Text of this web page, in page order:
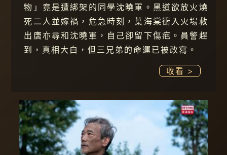
物」竟是遭綁架的同學沈曉軍。黑道欲放火燒
死二人並嫁禍，危急時刻，葉海棠衝入火場救
出唐亦尋和沈曉軍，自己卻留下傷疤。員警趕
到，真相大白，但三兄弟的命運已被改寫。
收看 >